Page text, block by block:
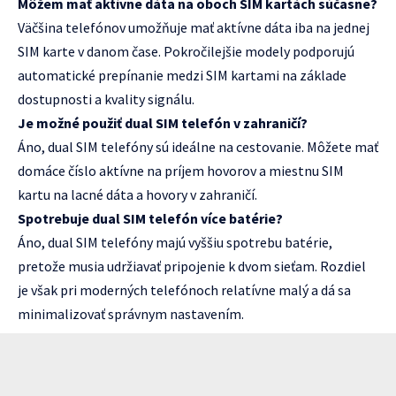
Väčšina telefónov umožňuje mať aktívne dáta iba na jednej
SIM karte v danom čase. Pokročilejšie modely podporujú
automatické prepínanie medzi SIM kartami na základe
dostupnosti a kvality signálu.
Je možné použiť dual SIM telefón v zahraničí?
Áno, dual SIM telefóny sú ideálne na cestovanie. Môžete mať
domáce číslo aktívne na príjem hovorov a miestnu SIM
kartu na lacné dáta a hovory v zahraničí.
Spotrebuje dual SIM telefón více batérie?
Áno, dual SIM telefóny majú vyššiu spotrebu batérie,
pretože musia udržiavať pripojenie k dvom sieťam. Rozdiel
je však pri moderných telefónoch relatívne malý a dá sa
minimalizovať správnym nastavením.